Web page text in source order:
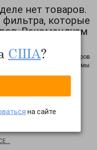
нет товаров.
которые
Рекомендуем
в работе фильтров.
нажмите на
, и мы
Спасибо
США?
на сайте